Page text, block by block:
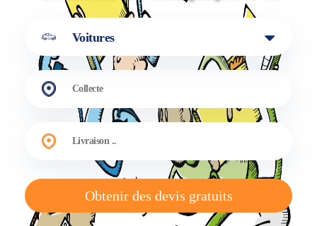
Obtenir des devis gratuits